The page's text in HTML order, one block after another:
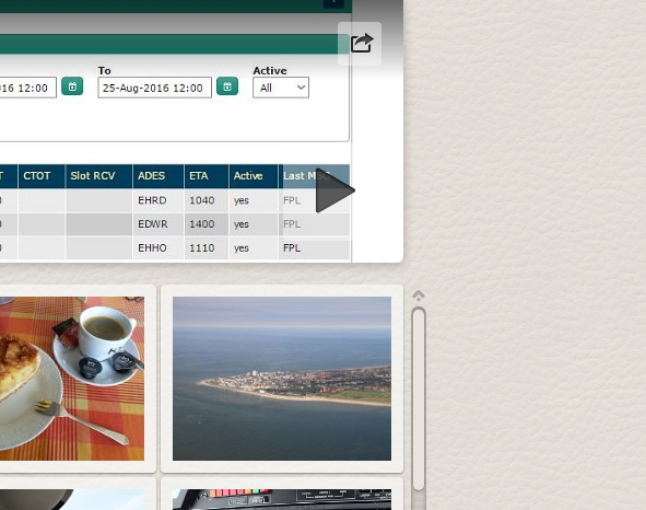
Start diapresentatie